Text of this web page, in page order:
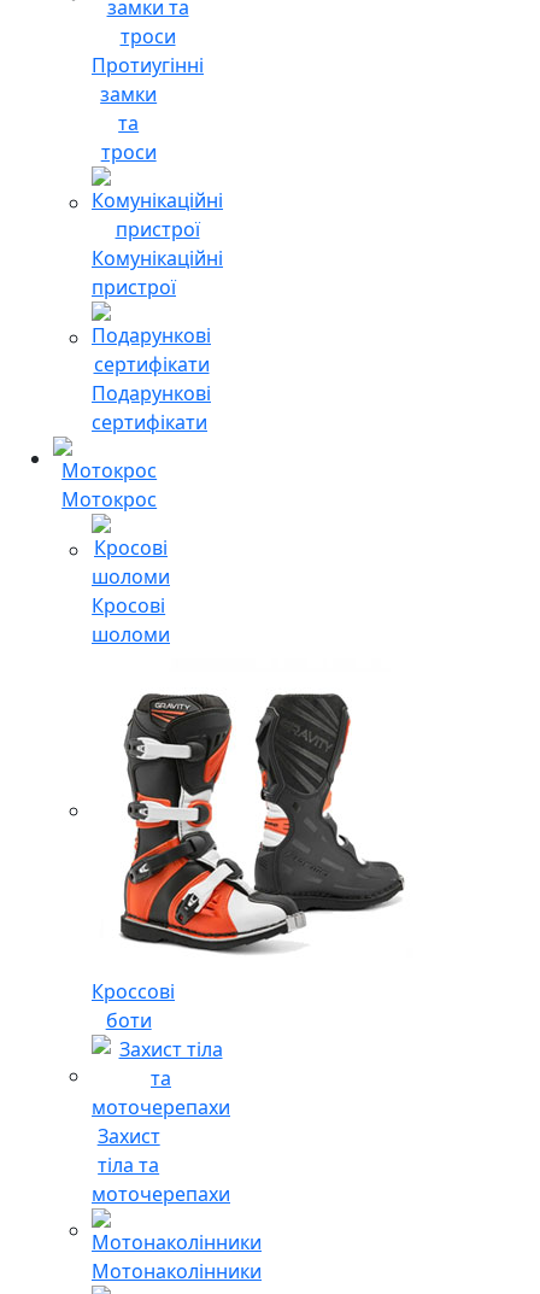
Протиугінні
замки
та
троси
Комунікаційні
пристрої
Подарункові
сертифікати
Мотокрос
Кросові
шоломи
Кроссові
боти
Захист
тіла та
моточерепахи
Мотонаколінники